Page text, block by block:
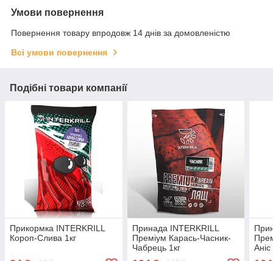
Умови повернення
Повернення товару впродовж 14 днів за домовленістю
Всі умови повернення
Подібні товари компанії
Прикормка INTERKRILL
Короп-Слива 1кг
Принада INTERKRILL
Преміум Карась-Часник-
Чабрець 1кг
Аніс